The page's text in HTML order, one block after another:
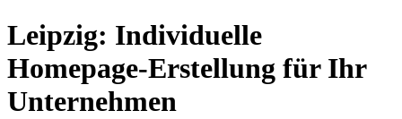
Leipzig: Individuelle
Homepage-Erstellung für Ihr
Unternehmen